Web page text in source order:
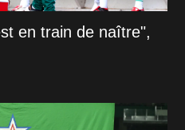
en train de naître",